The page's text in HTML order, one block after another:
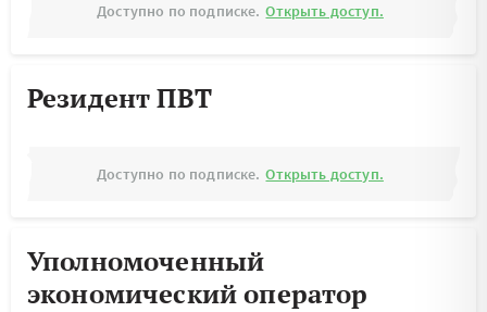
Доступно по подписке. Открыть доступ.
Резидент ПВТ
Доступно по подписке. Открыть доступ.
Уполномоченный
экономический оператор